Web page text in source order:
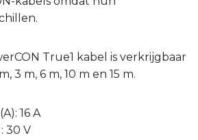
True1 kabel is verkrijgbaar
3 m, 6 m, 10 m en 15 m.
16 A
30 V